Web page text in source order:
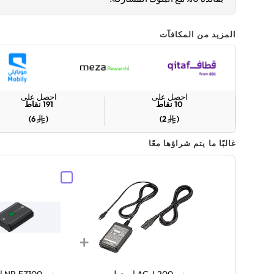
المزيد من المكافآت
احصل على
10 نقاط
(
2
)
احصل على
191نقاط
(
6
)
غالبًا ما يتم شراؤها معًا
+